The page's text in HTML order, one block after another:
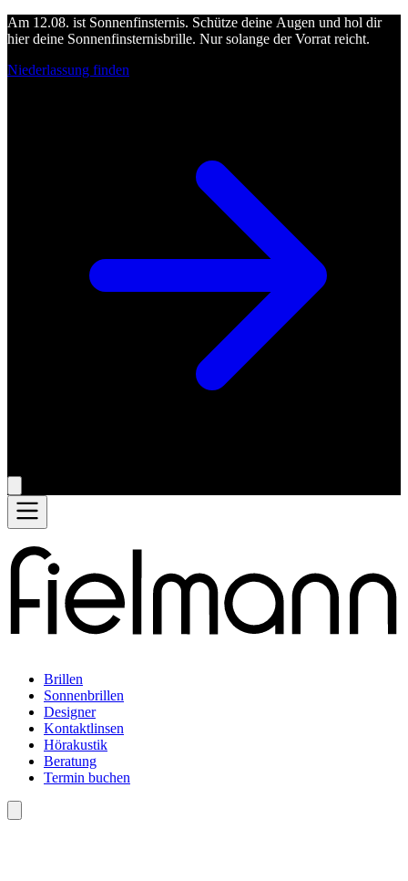
Am 12.08. ist Sonnenfinsternis. Schütze deine Augen und hol dir
hier deine Sonnenfinsternisbrille. Nur solange der Vorrat reicht.
Niederlassung finden
Brillen
Sonnenbrillen
Designer
Kontaktlinsen
Hörakustik
Beratung
Termin buchen